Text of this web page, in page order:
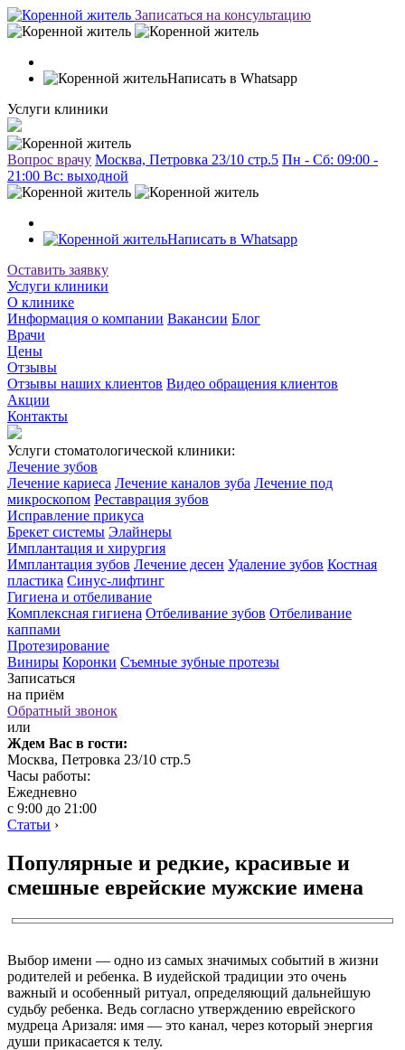
Записаться на консультацию
Написать в Whatsapp
Услуги клиники
Вопрос врачу Москва, Петровка 23/10 стр.5 Пн - Сб: 09:00 -
21:00 Вc: выходной
Написать в Whatsapp
Оставить заявку
Услуги клиники
О клинике
Информация о компании Вакансии Блог
Врачи
Цены
Отзывы
Отзывы наших клиентов Видео обращения клиентов
Акции
Контакты
Услуги стоматологической клиники:
Лечение зубов
Лечение кариеса Лечение каналов зуба Лечение под
микроскопом Реставрация зубов
Исправление прикуса
Брекет системы Элайнеры
Имплантация и хирургия
Имплантация зубов Лечение десен Удаление зубов Костная
пластика Синус-лифтинг
Гигиена и отбеливание
Комплексная гигиена Отбеливание зубов Отбеливание
каппами
Протезирование
Виниры Коронки Съемные зубные протезы
Записаться
на приём
Обратный звонок
или
Ждем Вас в гости:
Москва, Петровка 23/10 стр.5
Часы работы:
Ежедневно
с 9:00 до 21:00
Статьи ›
Популярные и редкие, красивые и
смешные еврейские мужские имена
Выбор имени — одно из самых значимых событий в жизни
родителей и ребенка. В иудейской традиции это очень
важный и особенный ритуал, определяющий дальнейшую
судьбу ребенка. Ведь согласно утверждению еврейского
мудреца Аризаля: имя — это канал, через который энергия
души прикасается к телу.